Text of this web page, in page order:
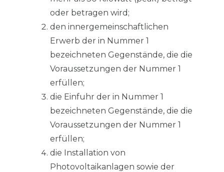
oder betragen wird;
den innergemeinschaftlichen
Erwerb der in Nummer 1
bezeichneten Gegenstände, die die
Voraussetzungen der Nummer 1
erfüllen;
die Einfuhr der in Nummer 1
bezeichneten Gegenstände, die die
Voraussetzungen der Nummer 1
erfüllen;
die Installation von
Photovoltaikanlagen sowie der